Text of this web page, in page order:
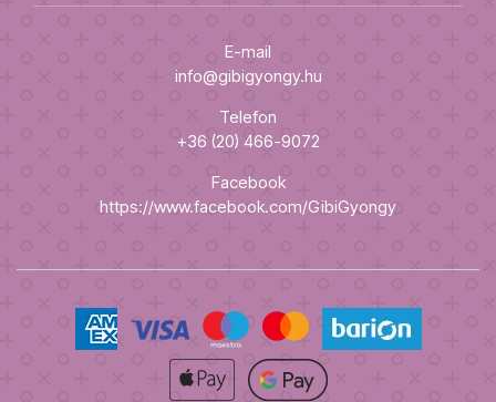
E-mail
info@gibigyongy.hu
Telefon
+36 (20) 466-9072
Facebook
https://www.facebook.com/GibiGyongy